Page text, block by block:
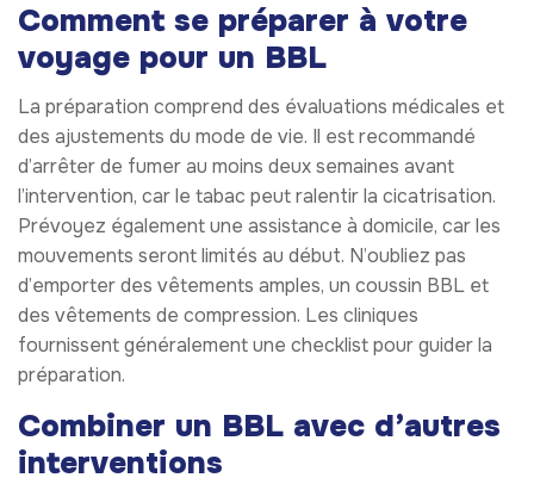
Comment se préparer à votre
voyage pour un BBL
La préparation comprend des évaluations médicales et
des ajustements du mode de vie. Il est recommandé
d’arrêter de fumer au moins deux semaines avant
l’intervention, car le tabac peut ralentir la cicatrisation.
Prévoyez également une assistance à domicile, car les
mouvements seront limités au début. N’oubliez pas
d’emporter des vêtements amples, un coussin BBL et
des vêtements de compression. Les cliniques
fournissent généralement une checklist pour guider la
préparation.
Combiner un BBL avec d’autres
interventions